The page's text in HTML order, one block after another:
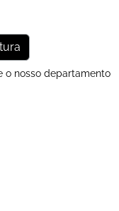
o nosso departamento